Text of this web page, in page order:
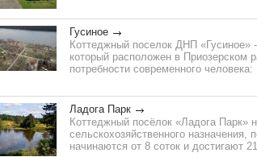
Гусиное
Коттеджный поселок ДНП «Гусиное»
который расположен в Приозерском
потребности современного
Ладога Парк
Коттеджный посёлок «Ладога Парк»
сельскохозяйственного
начинаются от 8 соток и достигают